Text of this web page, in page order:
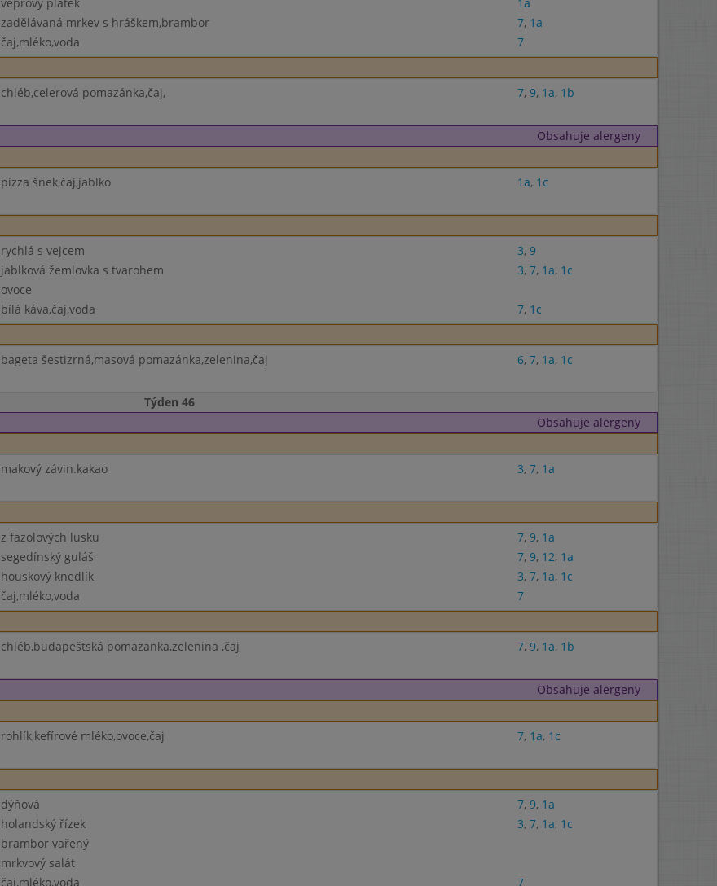
zadělávaná mrkev s hráškem,brambor 7, 1a
čaj,mléko,voda
7
chléb,celerová pomazánka,čaj, 7, 9, 1a, 1b
Obsahuje alergeny
pizza šnek,čaj,jablko 1a, 1c
rychlá s vejcem 3, 9
jablková žemlovka s tvarohem 3, 7, 1a, 1c
ovoce
bílá káva,čaj,voda 7, 1c
bageta šestizrná,masová pomazánka,zelenina,čaj 6, 7, 1a, 1c
Týden 46
Obsahuje alergeny
makový závin.kakao 3, 7, 1a
z fazolových lusku 7, 9, 1a
segedínský guláš 7, 9, 12, 1a
houskový knedlík 3, 7, 1a, 1c
čaj,mléko,voda
7
chléb,budapeštská pomazanka,zelenina ,čaj 7, 9, 1a, 1b
Obsahuje alergeny
rohlík,kefírové mléko,ovoce,čaj 7, 1a, 1c
dýňová 7, 9, 1a
holandský řízek 3, 7, 1a, 1c
brambor vařený
mrkvový salát
čaj,mléko,voda 7